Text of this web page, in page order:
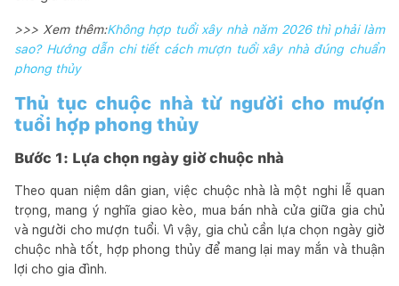
>>> Xem thêm:Không hợp tuổi xây nhà năm 2026 thì phải làm
sao? Hướng dẫn chi tiết cách mượn tuổi xây nhà đúng chuẩn
phong thủy
Thủ tục chuộc nhà từ người cho mượn
tuổi hợp phong thủy
Bước 1: Lựa chọn ngày giờ chuộc nhà
Theo quan niệm dân gian, việc chuộc nhà là một nghi lễ quan
trọng, mang ý nghĩa giao kèo, mua bán nhà cửa giữa gia chủ
và người cho mượn tuổi. Vì vậy, gia chủ cần lựa chọn ngày giờ
chuộc nhà tốt, hợp phong thủy để mang lại may mắn và thuận
lợi cho gia đình.